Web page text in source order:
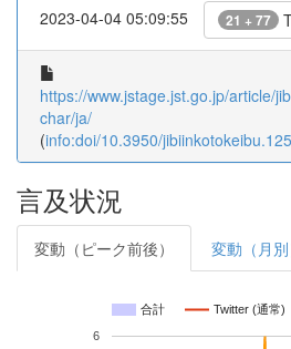
2023-04-04 05:09:55 21 + 77
https://www.jstage.jst.go.jp/article/
char/ja/
(info:doi/10.3950/
言及状況
変動（ピーク前後） 変動（月別
合計 Twitter (通常)
6